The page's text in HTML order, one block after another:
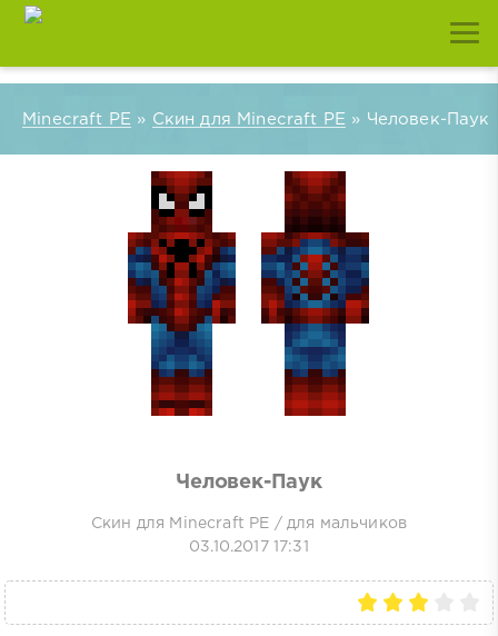
Minecraft PE » Скин для Minecraft PE » Человек-Паук
Человек-Паук
Скин для Minecraft PE / для мальчиков
03.10.2017 17:31